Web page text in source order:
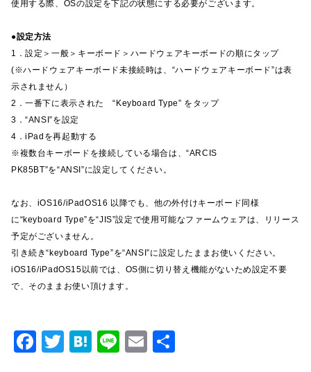
使用する際、OSの設定を下記の状態にする必要がございます。
●設定方法
1．設定＞一般＞キーボード＞ハードウェアキーボードの順にタップ
(※ハードウェアキーボード未接続時は、“ハードウェアキーボード”は表
示されません）
2．一番下に表示された “Keyboard Type” をタップ
3．“ANSI”を設定
4．iPadを再起動する
※複数台キーボードを接続している場合は、“ARCIS
PK85BT”を“ANSI”に設定してください。
なお、iOS16/iPadOS16 以降でも、他の外付けキーボード同様
に“keyboard Type”を“JIS”設定で使用可能なファームウェアは、リリース
予定がございません。
引き続き“keyboard Type”を“ANSI”に設定したままお使いください。
iOS16/iPadOS15以前では、OS側に切り替え機能がないため設定不要
で、そのままお使い頂けます。
F
T
H
Li
E